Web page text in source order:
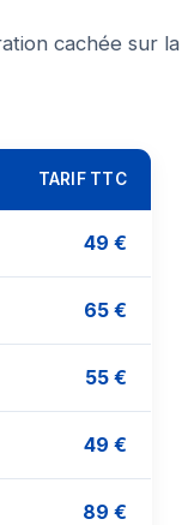
cachée sur la
TARIF TTC
49 €
65 €
55 €
49 €
89 €